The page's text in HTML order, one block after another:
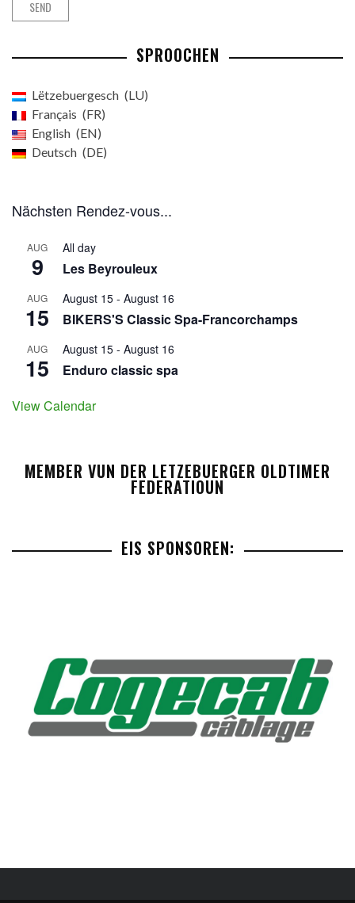
SPROOCHEN
Lëtzebuergesch
LU
Français
FR
English
EN
Deutsch
DE
Nächsten Rendez-vous...
AUG
9
All day
Les Beyrouleux
AUG
15
August 15 - August 16
BIKERS'S Classic Spa-Francorchamps
AUG
15
August 15 - August 16
Enduro classic spa
View Calendar
MEMBER VUN DER LETZEBUERGER OLDTIMER
FEDERATIOUN
EIS SPONSOREN: